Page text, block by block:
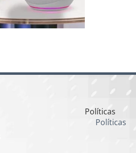
Políticas
Políticas